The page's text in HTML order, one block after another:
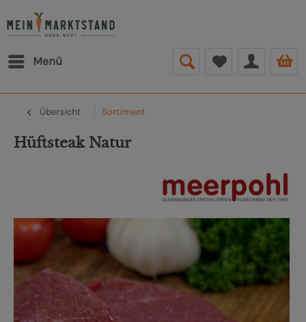
Menü
Übersicht Sortiment
Hüftsteak Natur